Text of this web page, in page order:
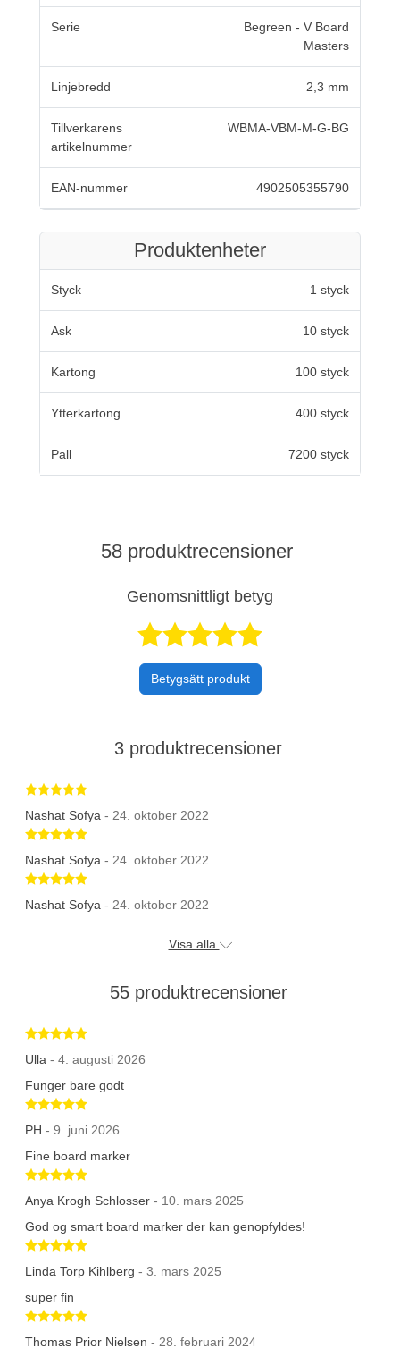
Serie
Begreen - V Board
Masters
Linjebredd 2,3 mm
Tillverkarens
artikelnummer
WBMA-VBM-M-G-BG
EAN-nummer 4902505355790
Produktenheter
Styck 1 styck
Ask 10 styck
Kartong 100 styck
Ytterkartong 400 styck
Pall 7200 styck
58 produktrecensioner
Genomsnittligt betyg
Betygsatt 4,8
Betygsätt produkt
3 produktrecensioner
Betygsatt 5 av 5 stjärnor
Nashat Sofya - 24. oktober 2022
Betygsatt 5 av 5 stjärnor
Nashat Sofya - 24. oktober 2022
Betygsatt 5 av 5 stjärnor
Nashat Sofya - 24. oktober 2022
Visa alla
55 produktrecensioner
Betygsatt 5 av 5 stjärnor
Ulla - 4. augusti 2026
Funger bare godt
Betygsatt 5 av 5 stjärnor
PH - 9. juni 2026
Fine board marker
Betygsatt 5 av 5 stjärnor
Anya Krogh Schlosser - 10. mars 2025
God og smart board marker der kan genopfyldes!
Betygsatt 5 av 5 stjärnor
Linda Torp Kihlberg - 3. mars 2025
super fin
Betygsatt 5 av 5 stjärnor
Thomas Prior Nielsen - 28. februari 2024